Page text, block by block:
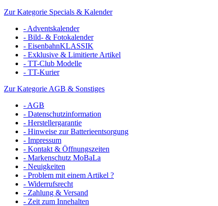
Zur Kategorie Specials & Kalender
- Adventskalender
- Bild- & Fotokalender
- EisenbahnKLASSIK
- Exklusive & Limitierte Artikel
- TT-Club Modelle
- TT-Kurier
Zur Kategorie AGB & Sonstiges
- AGB
- Datenschutzinformation
- Herstellergarantie
- Hinweise zur Batterieentsorgung
- Impressum
- Kontakt & Öffnungszeiten
- Markenschutz MoBaLa
- Neuigkeiten
- Problem mit einem Artikel ?
- Widerrufsrecht
- Zahlung & Versand
- Zeit zum Innehalten